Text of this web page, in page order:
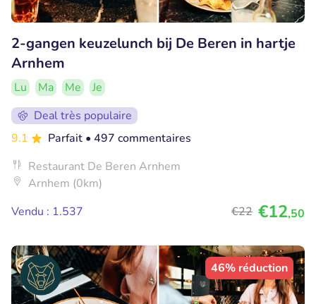
2-gangen keuzelunch bij De Beren in hartje
Arnhem
Lu Ma Me
Je
Deal très populaire
9.1
Parfait • 497 commentaires
Restaurant De Beren Arnhem
Arnhem (0km)
Vendu : 1.537
€22 €12,50
46% réduction